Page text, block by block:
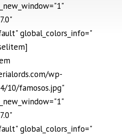
global_colors_info="
wp-
10/famosos.jpg"
global_colors_info="